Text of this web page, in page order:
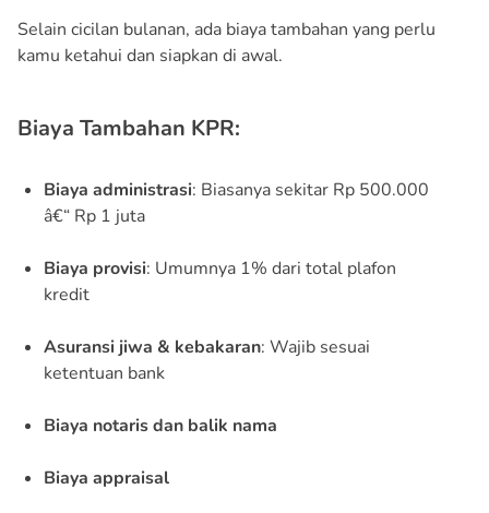
Selain cicilan bulanan, ada biaya tambahan yang perlu
kamu ketahui dan siapkan di awal.
Biaya Tambahan KPR:
Biaya administrasi: Biasanya sekitar Rp 500.000
â€“ Rp 1 juta
Biaya provisi: Umumnya 1% dari total plafon
kredit
Asuransi jiwa & kebakaran: Wajib sesuai
ketentuan bank
Biaya notaris dan balik nama
Biaya appraisal